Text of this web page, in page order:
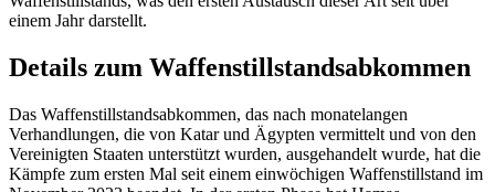
einem Jahr darstellt.
Details zum Waffenstillstandsabkommen
Das Waffenstillstandsabkommen, das nach monatelangen
Verhandlungen, die von Katar und Ägypten vermittelt und von den
Vereinigten Staaten unterstützt wurden, ausgehandelt wurde, hat die
Kämpfe zum ersten Mal seit einem einwöchigen Waffenstillstand im